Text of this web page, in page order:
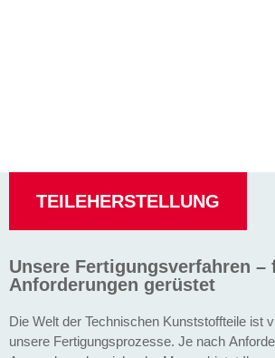
TEILEHERSTELLUNG
Unsere Fertigungsverfahren –
Anforderungen gerüstet
Die Welt der Technischen Kunststoffteile ist
unsere Fertigungsprozesse. Je nach